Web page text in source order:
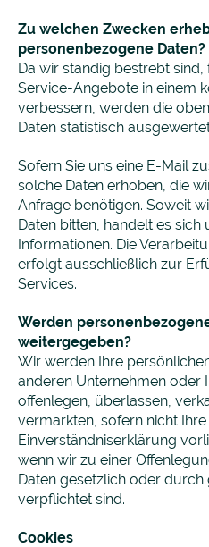
Zu welchen Zwecken
personenbezogene Daten?
Da wir ständig bestrebt
Service-Angebote in einem
verbessern, werden die
Daten statistisch
Sofern Sie uns eine E-Mail
solche Daten erhoben, die
Anfrage benötigen. Soweit
Daten bitten, handelt es sich
Informationen. Die
erfolgt ausschließlich zur
Services.
Werden
weitergegeben?
Wir werden Ihre
anderen Unternehmen oder
offenlegen, überlassen,
vermarkten, sofern nicht
Einverständniserklärung
wenn wir zu einer
Daten gesetzlich oder
verpflichtet sind.
Cookies